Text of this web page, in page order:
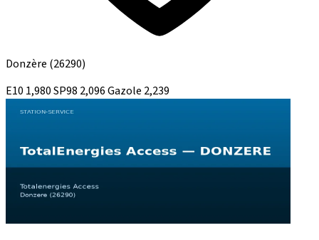
Donzère (26290)
E10 1,980SP98 2,096Gazole 2,239